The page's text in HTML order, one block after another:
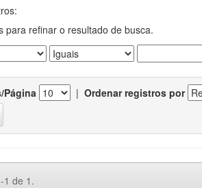
para refinar o resultado de busca.
Página | Ordenar registros por
1 de 1.